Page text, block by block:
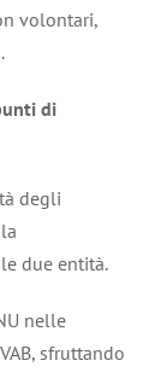
volontari,
di
degli
due entità.
nelle
sfruttando